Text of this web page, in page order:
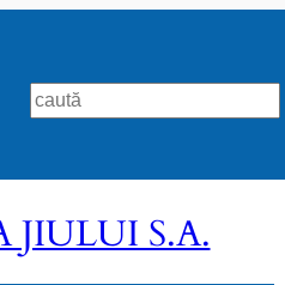
Search
JIULUI S.A.